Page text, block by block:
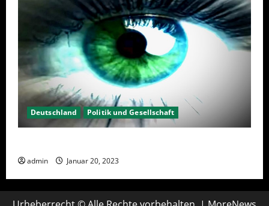
Deutschland Politik und Gesellschaft
admin Januar 20, 2023